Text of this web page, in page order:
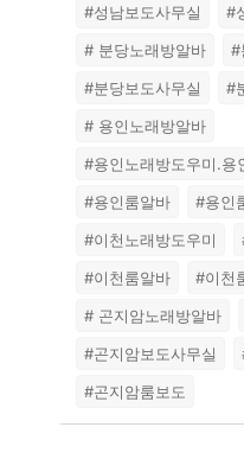
#성남보도사무실
#
# 분당노래방알바
#
#분당보도사무실
#
# 용인노래방알바
#용인노래방도우미.용
#용인룸알바
#용인
#이천노래방도우미
#이천룸알바
#이천
# 곤지암노래방알바
#곤지암보도사무실
#곤지암룸보도